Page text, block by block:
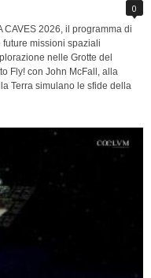
0
2026, il programma di
missioni spaziali
nelle Grotte del
Fly! con John McFall, alla
Terra simulano le sfide della